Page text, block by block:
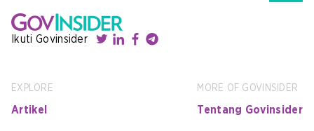
Ikuti Govinsider
EXPLORE
Artikel
MORE OF GOVINSIDER
Tentang Govinsider